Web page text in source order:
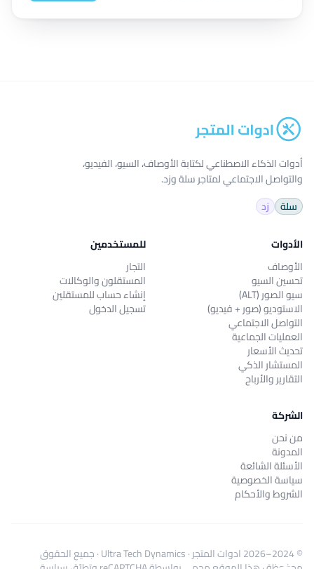
أدوات الذكاء الاصطناعي لكتابة الأوصاف، السيو، الفيديو،
والتواصل الاجتماعي لمتاجر سلة وزد.
سلة
زد
الأدوات
الأوصاف
تحسين السيو
سيو الصور (ALT)
الاستوديو (صور + فيديو)
التواصل الاجتماعي
العمليات الجماعية
تحديث الأسعار
المستشار الذكي
التقارير والأرباح
للمستخدمين
التجار
المستقلون والوكالات
إنشاء حساب للمستقلين
تسجيل الدخول
الشركة
من نحن
المدونة
الأسئلة الشائعة
سياسة الخصوصية
الشروط والأحكام
© 2024–2026 ادوات المتجر·
Ultra Tech Dynamics· جميع الحقوق